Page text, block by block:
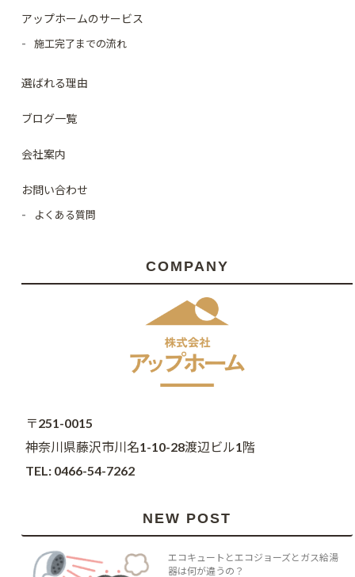
アップホームのサービス
施工完了までの流れ
選ばれる理由
ブログ一覧
会社案内
お問い合わせ
よくある質問
COMPANY
〒251-0015
神奈川県藤沢市川名1-10-28渡辺ビル1階
TEL: 0466-54-7262
NEW POST
エコキュートとエコジョーズとガス給湯
器は何が違うの？